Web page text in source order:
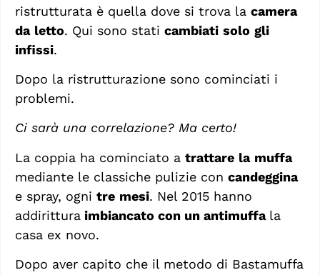
ristrutturata è quella dove si trova la camera
da letto. Qui sono stati cambiati solo gli
infissi.
Dopo la ristrutturazione sono cominciati i
problemi.
Ci sarà una correlazione? Ma certo!
La coppia ha cominciato a trattare la muffa
mediante le classiche pulizie con candeggina
e spray, ogni tre mesi. Nel 2015 hanno
addirittura imbiancato con un antimuffa la
casa ex novo.
Dopo aver capito che il metodo di Bastamuffa